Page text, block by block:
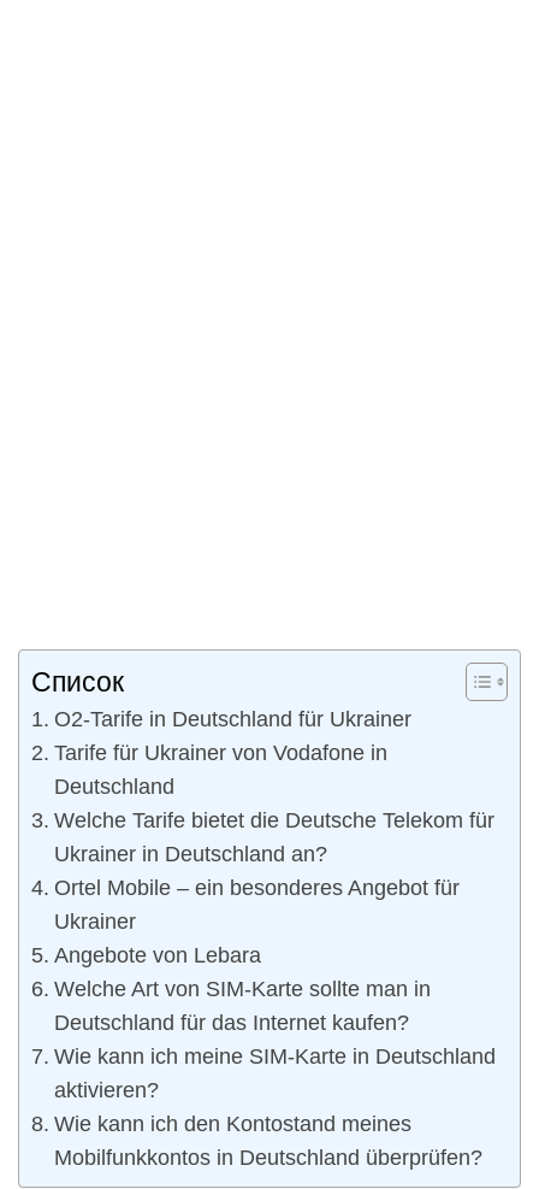
Список
O2-Tarife in Deutschland für Ukrainer
Tarife für Ukrainer von Vodafone in
Deutschland
Welche Tarife bietet die Deutsche Telekom für
Ukrainer in Deutschland an?
Ortel Mobile – ein besonderes Angebot für
Ukrainer
Angebote von Lebara
Welche Art von SIM-Karte sollte man in
Deutschland für das Internet kaufen?
Wie kann ich meine SIM-Karte in Deutschland
aktivieren?
Wie kann ich den Kontostand meines
Mobilfunkkontos in Deutschland überprüfen?